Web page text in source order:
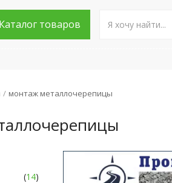
Каталог товаров
монтаж металлочерепицы
(14)